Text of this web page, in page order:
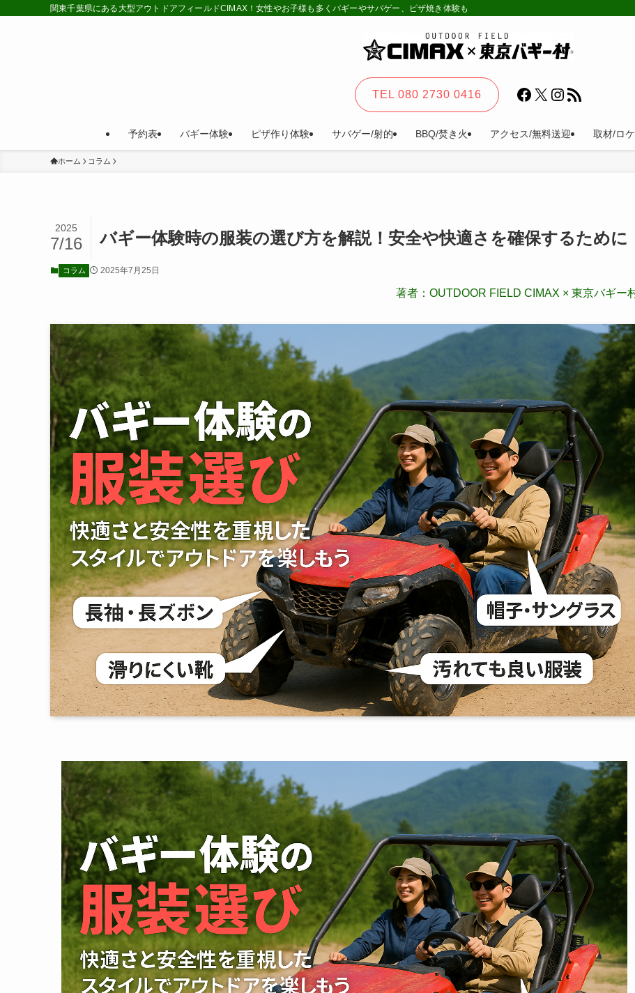
関東千葉県にある大型アウトドアフィールドCIMAX！女性やお子様も多くバギーやサバゲー、ピザ焼き体験も。カーステイ、キャンプ等一日楽しめる!法
予約表 バギー体験 ピザ作り体験 サバゲー/射的 BBQ/焚き火 アクセス/無料送迎 取材/ロケ
TEL 080 2730 0416 Facebook
X Instagram
RSS フィード
ホーム コラム
バギー体験時の服装の選び方を解説！安全や快適さを確保するために
2025
7/16
コラム 2025年7月25日
著者：OUTDOOR FIELD CIMAX × 東京バギー